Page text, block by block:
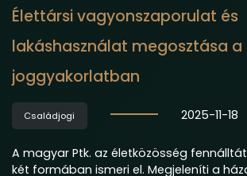
Élettársi vagyonszaporulat és
lakáshasználat megosztása
joggyakorlatban
Családjogi 2025-11-18
A magyar Ptk. az életközösség
két formában ismeri el. Megjeleníti a